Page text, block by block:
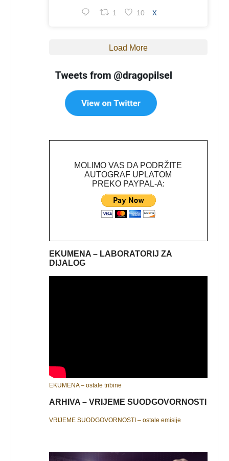
1 10 X
Load More
MOLIMO VAS DA PODRŽITE
AUTOGRAF UPLATOM
PREKO PAYPAL-A:
EKUMENA – LABORATORIJ ZA
DIJALOG
EKUMENA – ostale tribine
ARHIVA – VRIJEME SUODGOVORNOSTI
VRIJEME SUODGOVORNOSTI – ostale emisije